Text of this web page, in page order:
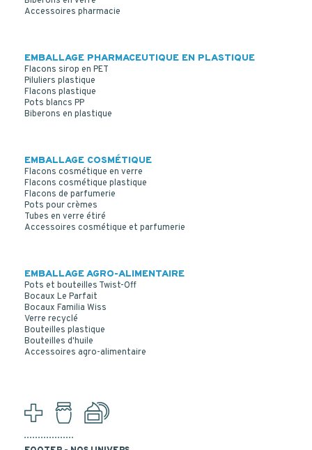
Accessoires pharmacie
EMBALLAGE PHARMACEUTIQUE EN PLASTIQUE
Flacons sirop en PET
Piluliers plastique
Flacons plastique
Pots blancs PP
Biberons en plastique
EMBALLAGE COSMÉTIQUE
Flacons cosmétique en verre
Flacons cosmétique plastique
Flacons de parfumerie
Pots pour crèmes
Tubes en verre étiré
Accessoires cosmétique et parfumerie
EMBALLAGE AGRO-ALIMENTAIRE
Pots et bouteilles Twist-Off
Bocaux Le Parfait
Bocaux Familia Wiss
Verre recyclé
Bouteilles plastique
Bouteilles d'huile
Accessoires agro-alimentaire